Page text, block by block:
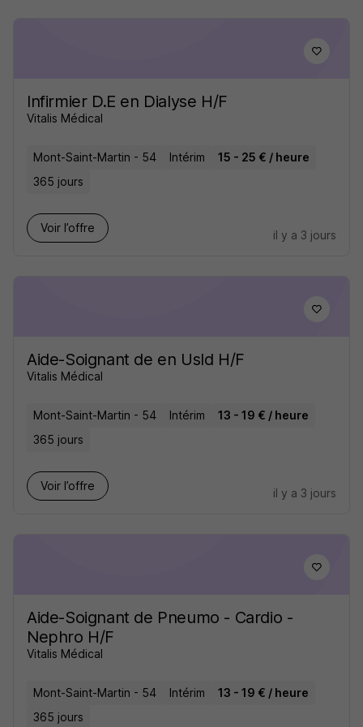
Infirmier D.E en Dialyse H/F
Vitalis Médical
Mont-Saint-Martin - 54 Intérim
15 - 25 € / heure
365 jours
Voir l’offre
il y a 3 jours
Aide-Soignant de en Usld H/F
Vitalis Médical
Mont-Saint-Martin - 54 Intérim
13 - 19 € / heure
365 jours
Voir l’offre
il y a 3 jours
Aide-Soignant de Pneumo - Cardio -
Nephro H/F
Vitalis Médical
Mont-Saint-Martin - 54 Intérim
13 - 19 € / heure
365 jours